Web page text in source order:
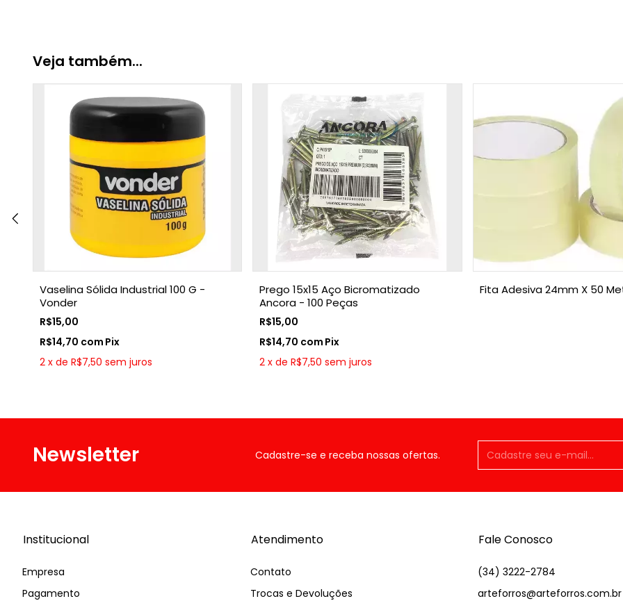
Veja também...
Vaselina Sólida Industrial 100 G -
Vonder
R$15,00
R$14,70 com Pix
2 x de R$7,50 sem juros
Prego 15x15 Aço Bicromatizado
Ancora - 100 Peças
R$15,00
R$14,70 com Pix
2 xdeR$7,50 sem juros
Fita Adesiva 24mm X 50
Newsletter Cadastre-se e receba nossas ofertas.
Institucional
Empresa
Pagamento
Atendimento
Contato
Trocas e Devoluções
Fale Conosco
(34) 3222-2784
arteforros@arteforros.com.br